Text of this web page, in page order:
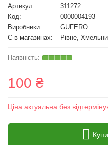
Артикул:
311272
Код:
0000004193
Виробники
GUFERO
Є в магазинах:
Рівне,
100 ₴
Ціна актуальна без